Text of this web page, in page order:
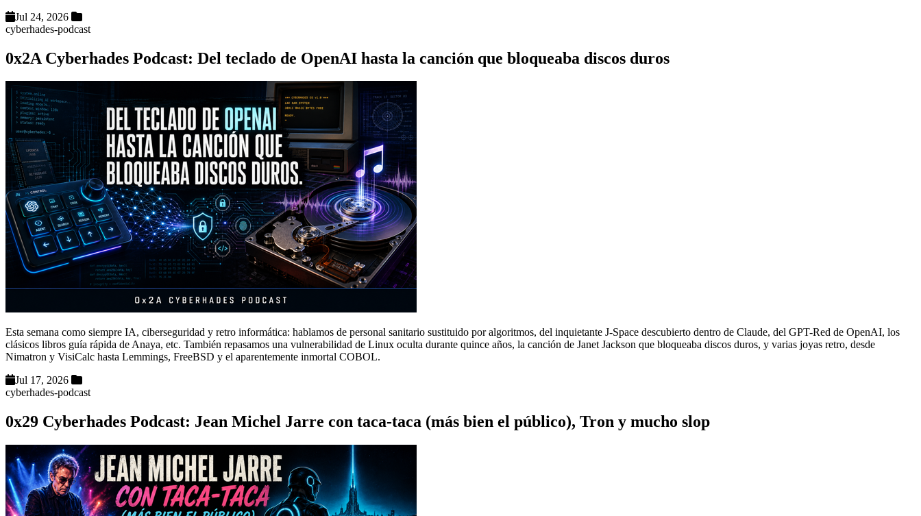
Jul 24, 2026
cyberhades-podcast
0x2A Cyberhades Podcast: Del teclado de OpenAI hasta la canción que bloqueaba discos duros
Esta semana como siempre IA, ciberseguridad y retro informática: hablamos de personal sanitario sustituido por algoritmos, del inquietante J-Space descubierto dentro de Claude, del GPT-Red de OpenAI, los
clásicos libros guía rápida de Anaya, etc. También repasamos una vulnerabilidad de Linux oculta durante quince años, la canción de Janet Jackson que bloqueaba discos duros, y varias joyas retro, desde
Nimatron y VisiCalc hasta Lemmings, FreeBSD y el aparentemente inmortal COBOL.
Jul 17, 2026
cyberhades-podcast
0x29 Cyberhades Podcast: Jean Michel Jarre con taca-taca (más bien el público), Tron y mucho slop